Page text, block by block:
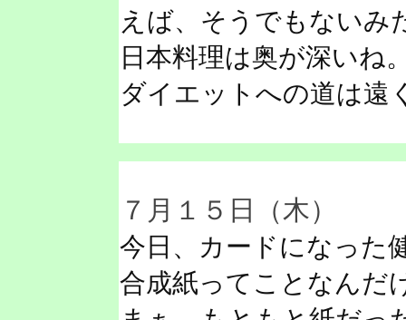
えば、そうでもないみ
日本料理は奥が深いね
ダイエットへの道は遠
７月１５日（木）
今日、カードになった
合成紙ってことなんだ